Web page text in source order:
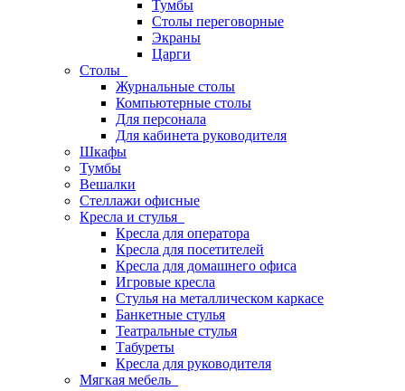
Тумбы
Столы переговорные
Экраны
Царги
Столы
Журнальные столы
Компьютерные столы
Для персонала
Для кабинета руководителя
Шкафы
Тумбы
Вешалки
Стеллажи офисные
Кресла и стулья
Кресла для оператора
Кресла для посетителей
Кресла для домашнего офиса
Игровые кресла
Стулья на металлическом каркасе
Банкетные стулья
Театральные стулья
Табуреты
Кресла для руководителя
Мягкая мебель